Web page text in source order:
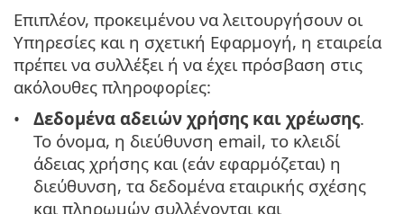
Επιπλέον, προκειμένου να λειτουργήσουν οι
Υπηρεσίες και η σχετική Εφαρμογή, η εταιρεία
πρέπει να συλλέξει ή να έχει πρόσβαση στις
ακόλουθες πληροφορίες:
Δεδομένα αδειών χρήσης και χρέωσης.
Το όνομα, η διεύθυνση email, το κλειδί
άδειας χρήσης και (εάν εφαρμόζεται) η
διεύθυνση, τα δεδομένα εταιρικής σχέσης
και πληρωμών συλλέγονται και